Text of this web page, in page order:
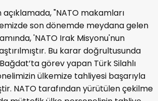
açıklamada, "NATO makamları
son dönemde meydana gelen
'NATO Irak Misyonu'nun
Bu karar doğrultusunda
görev yapan Türk Silahlı
ülkemize tahliyesi başarıyla
NATO tarafından yürütülen çekilme